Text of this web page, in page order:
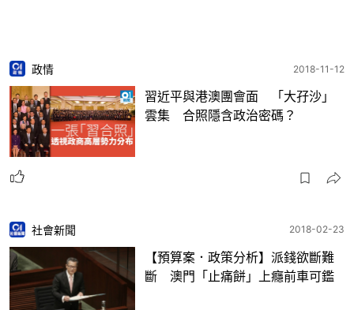
政情 2018-11-12
習近平與港澳團會面 「大孖沙」
雲集 合照隱含政治密碼？
社會新聞 2018-02-23
【預算案．政策分析】派錢欲斷難
斷 澳門「止痛餅」上癮前車可鑑